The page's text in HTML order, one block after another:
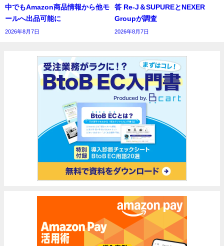
中でもAmazon商品情報から他モ
ールへ出品可能に
2026年8月7日
答 Re-J＆SUPUREとNEXER
Groupが調査
2026年8月7日